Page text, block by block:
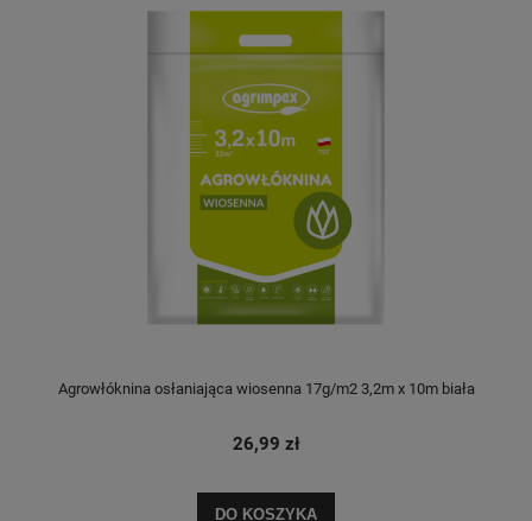
Agrowłóknina osłaniająca wiosenna 17g/m2 3,2m x 10m biała
26,99 zł
DO KOSZYKA